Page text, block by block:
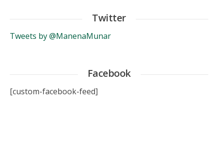
Twitter
Tweets by @ManenaMunar
Facebook
[custom-facebook-feed]